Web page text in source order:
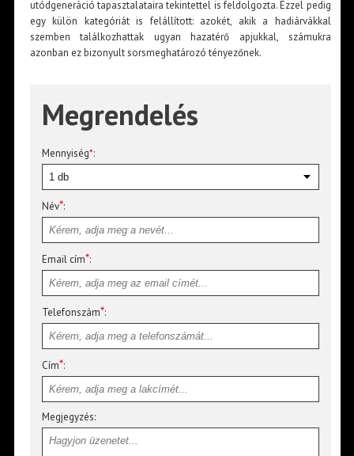
utódgeneráció tapasztalataira tekintettel is feldolgozta. Ezzel pedig
egy külön kategóriát is felállított: azokét, akik a hadiárvákkal
szemben találkozhattak ugyan hazatérő apjukkal, számukra
azonban ez bizonyult sorsmeghatározó tényezőnek.
Megrendelés
Mennyiség*:
Név*:
Email cím*:
Telefonszám*:
Cím*:
Megjegyzés: